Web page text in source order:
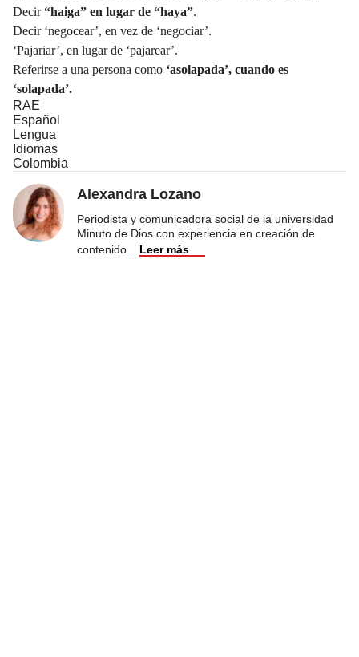
Decir“haiga” en lugar de “haya”.
Decir ‘negocear’, en vez de ‘negociar’.
‘Pajariar’, en lugar de ‘pajarear’.
Referirse a una persona como ‘asolapada’, cuando es
‘solapada’.
RAE
Español
Lengua
Idiomas
Colombia
Alexandra Lozano
Periodista y comunicadora social de la universidad
Minuto de Dios con experiencia en creación de
contenido
Leer más